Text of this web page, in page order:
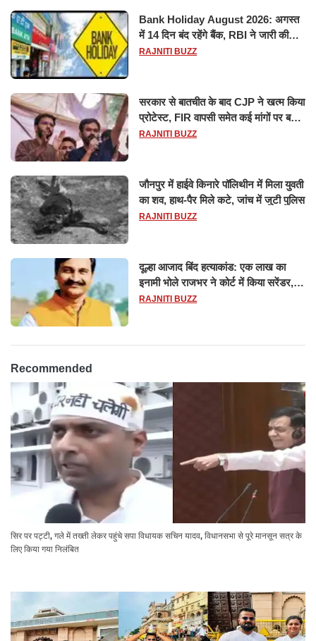
Bank Holiday August 2026: अगस्त
में 14 दिन बंद रहेंगे बैंक, RBI ने जारी की
छुट्टियों की लिस्ट​​​​​​​
RAJNITI BUZZ
सरकार से बातचीत के बाद CJP ने खत्म किया
प्रोटेस्ट, FIR वापसी समेत कई मांगों पर बनी
सहमति
RAJNITI BUZZ
जौनपुर में हाईवे किनारे पॉलिथीन में मिला युवती
का शव, हाथ-पैर मिले कटे, जांच में जुटी पुलिस
RAJNITI BUZZ
दूल्हा आजाद बिंद हत्याकांड: एक लाख का
इनामी भोले राजभर ने कोर्ट में किया सरेंडर,
14 दिन के लिए भेजा गया जेल
RAJNITI BUZZ
Recommended
सिर पर पट्टी, गले में तख्ती लेकर पहुंचे सपा विधायक सचिन यादव, विधानसभा से पूरे मानसून सत्र के
लिए किया गया निलंबित